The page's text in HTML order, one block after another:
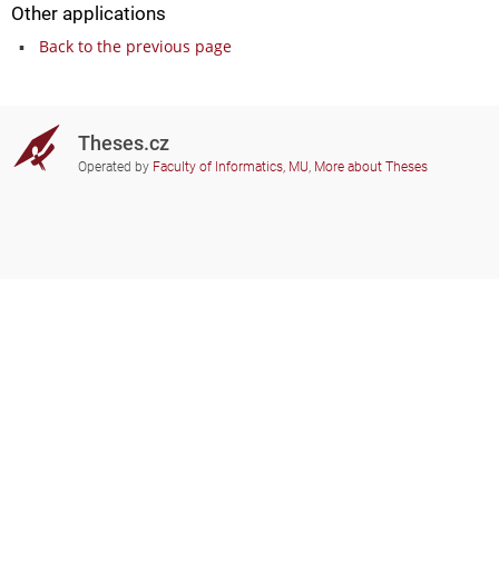
Other applications
Back to the previous page
Theses.cz
Operated by Faculty of Informatics, MU, More about Theses